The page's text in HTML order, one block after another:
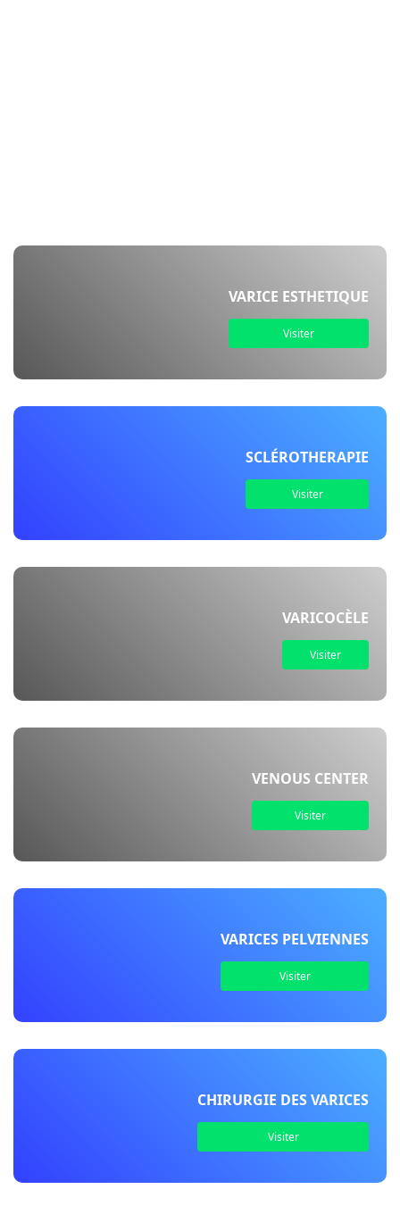
VARICE ESTHETIQUE
Visiter
SCLÉROTHERAPIE
Visiter
VARICOCÈLE
Visiter
VENOUS CENTER
Visiter
VARICES PELVIENNES
Visiter
CHIRURGIE DES VARICES
Visiter